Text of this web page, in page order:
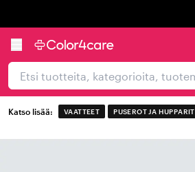
Katso lisää: VAATTEET PUSEROT JA HUPPARIT